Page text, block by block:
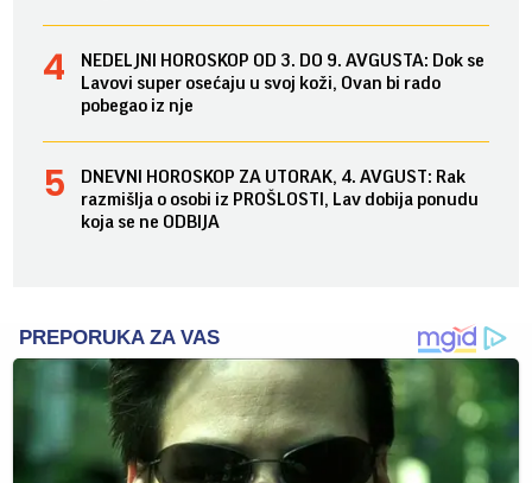
NEDELJNI HOROSKOP OD 3. DO 9. AVGUSTA: Dok se
Lavovi super osećaju u svoj koži, Ovan bi rado
pobegao iz nje
DNEVNI HOROSKOP ZA UTORAK, 4. AVGUST: Rak
razmišlja o osobi iz PROŠLOSTI, Lav dobija ponudu
koja se ne ODBIJA